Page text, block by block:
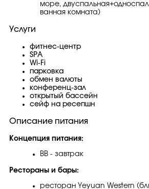
море,
ванная комната)
Услуги
фитнес-центр
SPA
Wi-Fi
парковка
обмен валюты
конференц-зал
открытый бассейн
сейф на ресепшн
Описание питания
Концепция питания:
BB - завтрак
Рестораны и бары:
ресторан Yeyuan Western